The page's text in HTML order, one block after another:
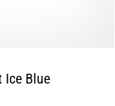
Ice Blue